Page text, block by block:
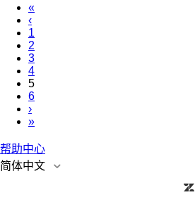
«
‹
1
2
3
4
5
6
›
»
帮助中心
简体中文